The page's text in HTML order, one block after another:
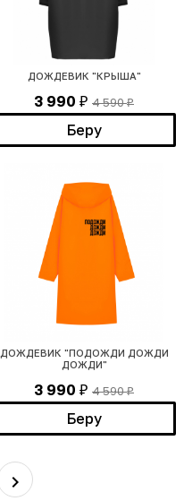
ДОЖДЕВИК "КРЫША"
3 990 ₽ 4 590₽
Беру
ДОЖДЕВИК "ПОДОЖДИ ДОЖДИ
ДОЖДИ"
3 990 ₽ 4 590₽
Беру